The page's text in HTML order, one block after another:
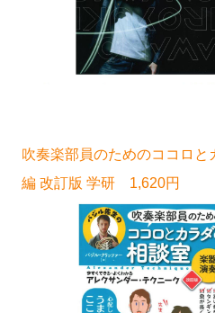
吹奏楽部員のためのココロと
編 改訂版 学研 1,620円